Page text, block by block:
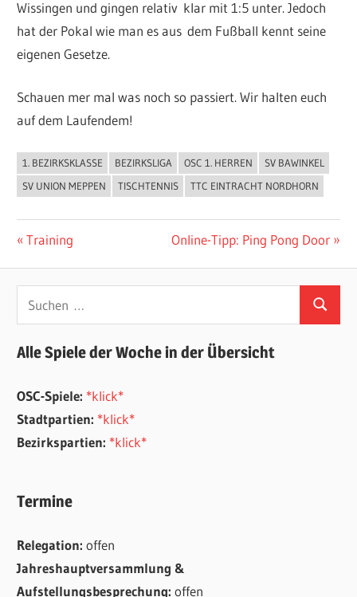
Wissingen und gingen relativ klar mit 1:5 unter. Jedoch
hat der Pokal wie man es aus dem Fußball kennt seine
eigenen Gesetze.
Schauen mer mal was noch so passiert. Wir halten euch
auf dem Laufendem!
ALLGEMEIN
1. BEZIRKSKLASSE BEZIRKSLIGA OSC 1. HERREN
SV BAWINKEL
SV UNION MEPPEN
TISCHTENNIS TTC EINTRACHT NORDHORN
Beitragsnavigation
Vorheriger
Training
Nächster
Online-Tipp: Ping Pong Door
Suchen
Alle Spiele der Woche in der Übersicht
OSC-Spiele: *klick*
Stadtpartien: *klick*
Bezirkspartien: *klick*
Termine
Relegation:offen
Jahreshauptversammlung &
Aufstellungsbesprechung:offen